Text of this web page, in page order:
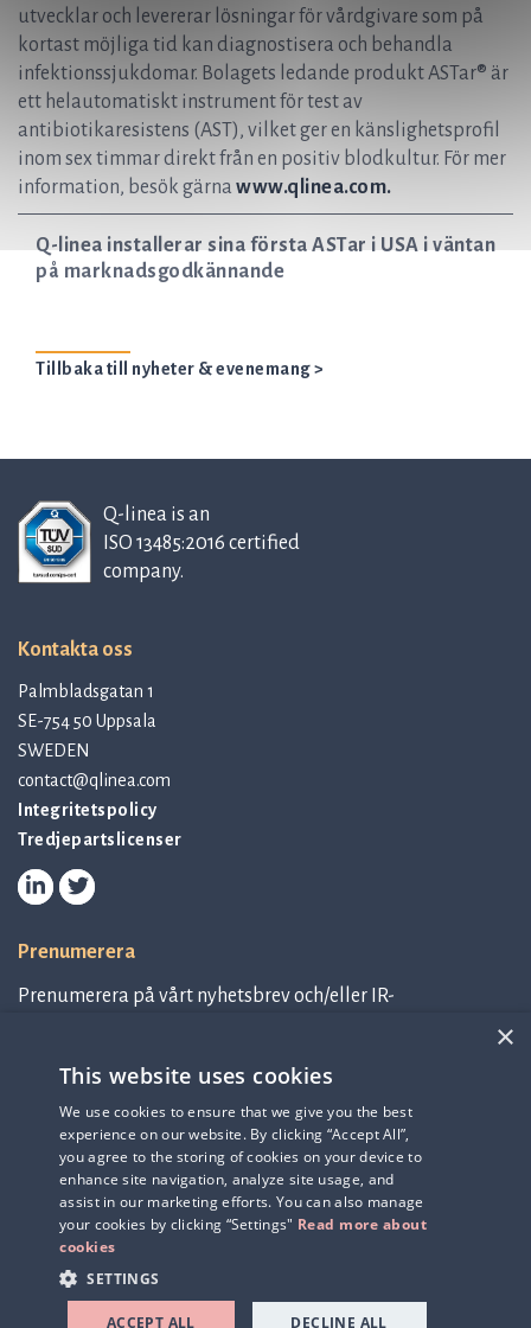
utvecklar och levererar lösningar för vårdgivare som på
kortast möjliga tid kan diagnostisera och behandla
infektionssjukdomar. Bolagets ledande produkt ASTar® är
ett helautomatiskt instrument för test av
antibiotikaresistens (AST), vilket ger en känslighetsprofil
inom sex timmar direkt från en positiv blodkultur. För mer
information, besök gärna www.qlinea.com.
Q-linea installerar sina första ASTar i USA i väntan
på marknadsgodkännande
Tillbaka till nyheter & evenemang >
Q-linea is an
ISO 13485:2016 certified
company.
Kontakta oss
Palmbladsgatan 1
SE-754 50 Uppsala
SWEDEN
contact@qlinea.com
Integritetspolicy
Tredjepartslicenser
Prenumerera
Prenumerera på vårt nyhetsbrev och/eller IR-
Prenumerera på nyhetsbrev
IR-related information
×
This website uses cookies
We use cookies to ensure that we give you the best
experience on our website. By clicking “Accept All”,
you agree to the storing of cookies on your device to
enhance site navigation, analyze site usage, and
assist in our marketing efforts. You can also manage
your cookies by clicking “Settings" Read more about
cookies
SETTINGS
ACCEPT ALL DECLINE ALL